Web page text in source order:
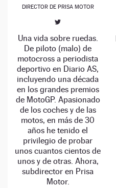
DIRECTOR DE PRISA MOTOR
Una vida sobre ruedas.
De piloto (malo) de
motocross a periodista
deportivo en Diario AS,
incluyendo una década
en los grandes premios
de MotoGP. Apasionado
de los coches y de las
motos, en más de 30
años he tenido el
privilegio de probar
unos cuantos cientos de
unos y de otras. Ahora,
subdirector en Prisa
Motor.